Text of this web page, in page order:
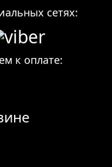
сетях:
к оплате: